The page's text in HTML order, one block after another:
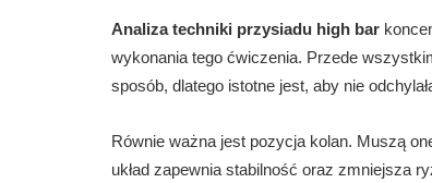
Analiza techniki przysiadu high bar
wykonania tego ćwiczenia. Przede
sposób, dlatego istotne jest, aby nie
Równie ważna jest pozycja kolan. Muszą
układ zapewnia stabilność oraz zmniejsza